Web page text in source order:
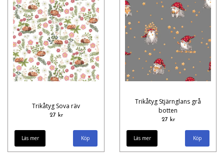
Trikåtyg Sova räv
27 kr
Läs mer
Trikåtyg Stjärnglans grå
botten
27 kr
Läs mer